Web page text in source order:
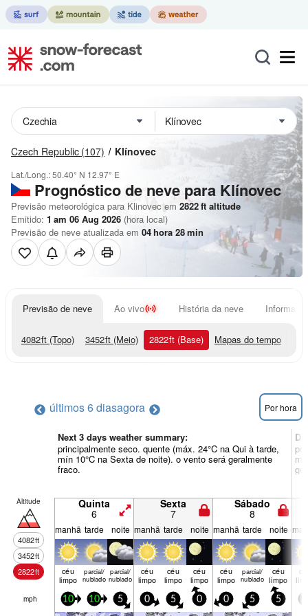
Czech Republic (107) Klínovec
Lat./Long.:50.40° N 12.97° E
Prognóstico de neve para Klínovec
Previsão meteorológica para Klinovec em 2822ft altitude
Emitido: 1 am 06 Aug 2026 (hora local)
Previsão de neve atualizada em 04hora 28min
Previsão de neve Ao vivo História da neve
4082ft (Topo) 3452ft (Meio) 2822ft (Base) Mapas do tempo
últimos 6 diasagora Por hora
Next 3 days weather summary:
principalmente seco. quente (máx. 24°C na Qui à tarde,
mín 10°C na Sexta de noite). o vento será geralmente
fraco.
Altitude
4082ft
3452ft
2822ft
Quinta
6
Sexta
7
Sábado
8
manhã tarde noite manhã tarde noite manhã tarde noite
céu
limpo
parcial/
nublado
parcial/
nublado
céu
limpo
céu
limpo
céu
limpo
céu
limpo
parcial/
nublado
céu
limpo
mph 10 10 5 0 5 0 0 5 5